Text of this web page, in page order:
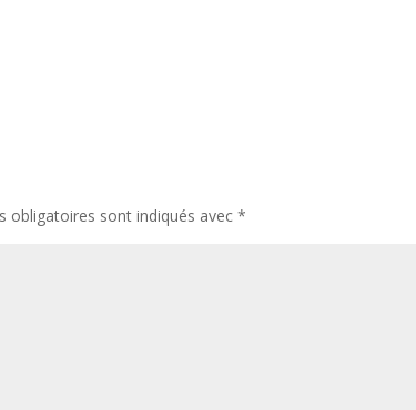
obligatoires sont indiqués avec*